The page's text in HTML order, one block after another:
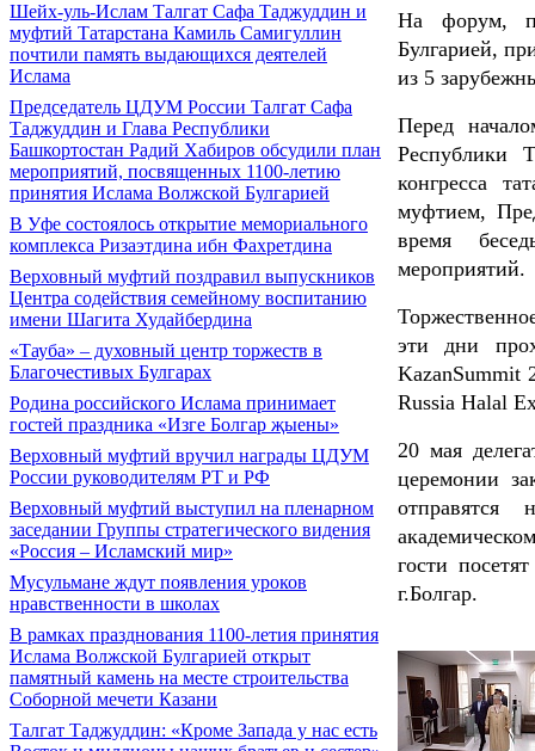
Шейх-уль-Ислам Талгат Сафа Таджуддин и
муфтий Татарстана Камиль Самигуллин
почтили память выдающихся деятелей
Ислама
Председатель ЦДУМ России Талгат Сафа
Таджуддин и Глава Республики
Башкортостан Радий Хабиров обсудили план
мероприятий, посвященных 1100-летию
принятия Ислама Волжской Булгарией
В Уфе состоялось открытие мемориального
комплекса Ризаэтдина ибн Фахретдина
Верховный муфтий поздравил выпускников
Центра содействия семейному воспитанию
имени Шагита Худайбердина
«Тауба» – духовный центр торжеств в
Благочестивых Булгарах
Родина российского Ислама принимает
гостей праздника «Изге Болгар җыены»
Верховный муфтий вручил награды ЦДУМ
России руководителям РТ и РФ
Верховный муфтий выступил на пленарном
заседании Группы стратегического видения
«Россия – Исламский мир»
Мусульмане ждут появления уроков
нравственности в школах
В рамках празднования 1100-летия принятия
Ислама Волжской Булгарией открыт
памятный камень на месте строительства
Соборной мечети Казани
Талгат Таджуддин: «Кроме Запада у нас есть
На форум,
Булгарией,
из 5
Перед
Республики
конгресса
муфтием,
время
мероприятий.
эти дни
KazanSummit
Russia Halal
20 мая
церемонии
отправятся
гости
г.Болгар.